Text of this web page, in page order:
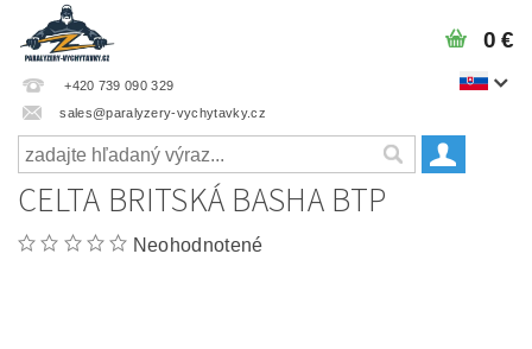
+420 739 090 329
sales@paralyzery-vychytavky.cz
0 €
CELTA BRITSKÁ BASHA BTP
Neohodnotené